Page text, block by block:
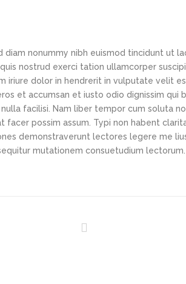
nonummy nibh euismod tincidunt ut
nostrud exerci tation ullamcorper
iriure dolor in hendrerit in vulputate velit
et accumsan et iusto odio dignissim qui
facilisi. Nam liber tempor cum soluta
possim assum. Typi non habent
demonstraverunt lectores legere me
mutationem consuetudium